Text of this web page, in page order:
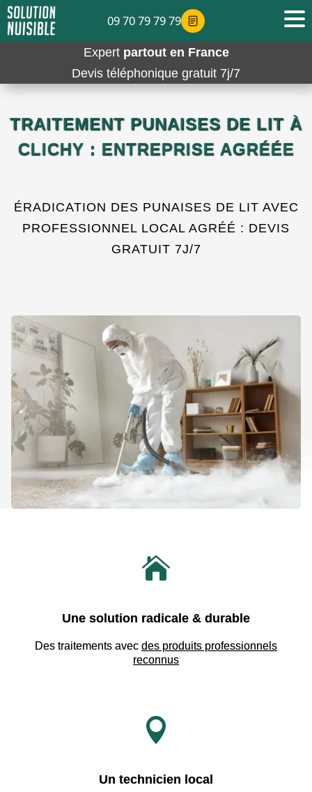
Expert partout en France
Devis téléphonique gratuit 7j/7
TRAITEMENT PUNAISES DE LIT À
CLICHY : ENTREPRISE AGRÉÉE
ÉRADICATION DES PUNAISES DE LIT AVEC
PROFESSIONNEL LOCAL AGRÉÉ : DEVIS
GRATUIT 7J/7

Une solution radicale & durable
Des traitements avec des produits professionnels
reconnus

Un technicien local
09 70 79 79 79